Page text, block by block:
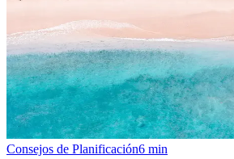
Consejos de Planificación6 min